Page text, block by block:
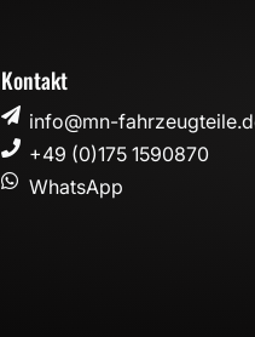
Kontakt
 info@mn-
 +49 (0)175 1590870
 WhatsApp